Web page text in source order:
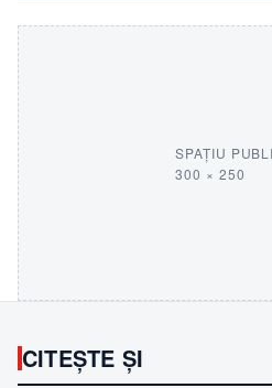
SPAȚIU
300 × 250
CITEȘTE ȘI